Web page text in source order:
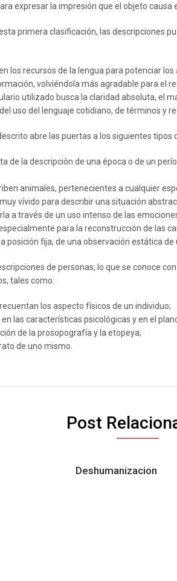
expresar la impresión que el objeto causa
primera clasificación, las descripciones
los recursos de la lengua para potenciar
volviéndola más agradable para el
utilizado busca la claridad absoluta, el
uso del lenguaje cotidiano, de términos y
abre las puertas a los siguientes tipos
de la descripción de una época o de un
animales, pertenecientes a cualquier
vívido para describir una situación
a través de un uso intenso de las
para la reconstrucción de las
posición fija, de una observación estática de
de personas, lo que se conoce
tales como:
los aspecto físicos de un individuo;
las características psicológicas y en el
de la prosopografía y la etopeya;
de uno mismo.
Post
Deshumanizacion